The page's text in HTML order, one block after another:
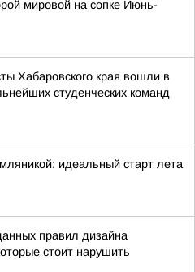
мировой на сопке Июнь-
Хабаровского края вошли в
студенческих команд
идеальный старт лета
правил дизайна
стоит нарушить